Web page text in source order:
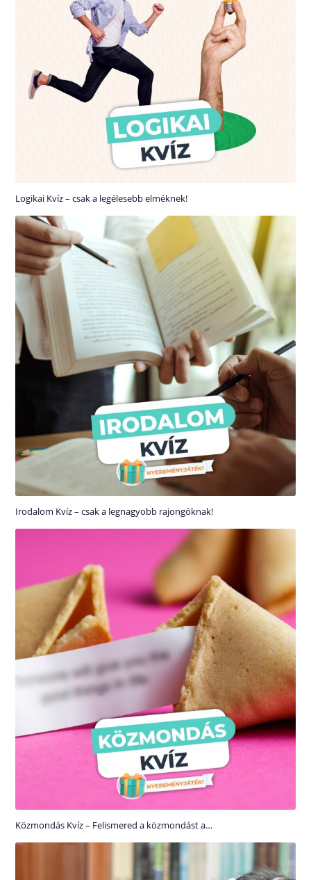
Logikai Kvíz – csak a legélesebb elméknek!
Irodalom Kvíz – csak a legnagyobb rajongóknak!
Közmondás Kvíz – Felismered a közmondást a…